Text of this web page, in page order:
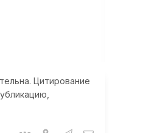
Цитирование